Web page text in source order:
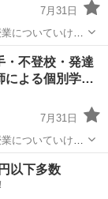
7月31日
についていけな
配慮が必要なお
行っています。
・不登校・発達
による個別学…
7月31日
についていけな
配慮が必要なお
行っています。
以下多数